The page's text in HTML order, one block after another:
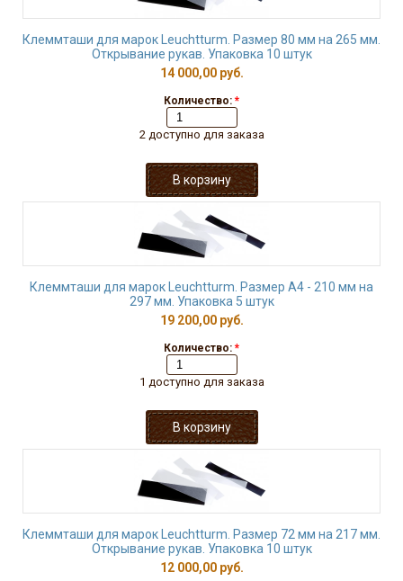
Клеммташи для марок Leuchtturm. Размер 80 мм на 265 мм.
Открывание рукав. Упаковка 10 штук
14 000,00 руб.
Количество: *
2 доступно для заказа
Клеммташи для марок Leuchtturm. Размер А4 - 210 мм на
297 мм. Упаковка 5 штук
19 200,00 руб.
Количество: *
1 доступно для заказа
Клеммташи для марок Leuchtturm. Размер 72 мм на 217 мм.
Открывание рукав. Упаковка 10 штук
12 000,00 руб.